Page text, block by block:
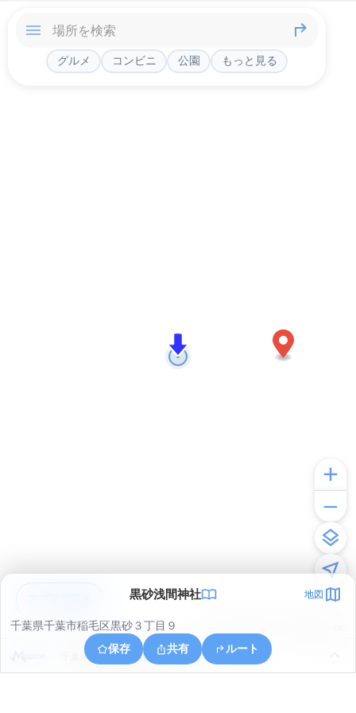
グルメ コンビニ 公園 もっと見る
黒砂浅間神社 地図
千葉県千葉市稲毛区黒砂３丁目９
保存
共有 ルート
千葉県千葉市美浜区稲毛海岸１丁目１